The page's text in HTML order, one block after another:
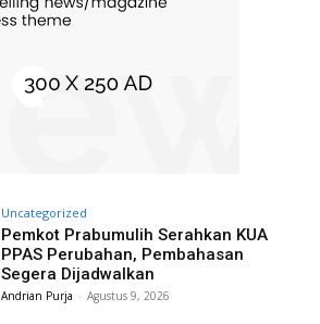
Uncategorized
Pemkot Prabumulih Serahkan KUA
PPAS Perubahan, Pembahasan
Segera Dijadwalkan
Andrian Purja - Agustus 9, 2026